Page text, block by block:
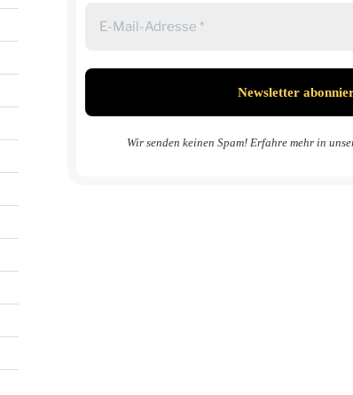
Wir senden keinen Spam! Erfahre mehr in